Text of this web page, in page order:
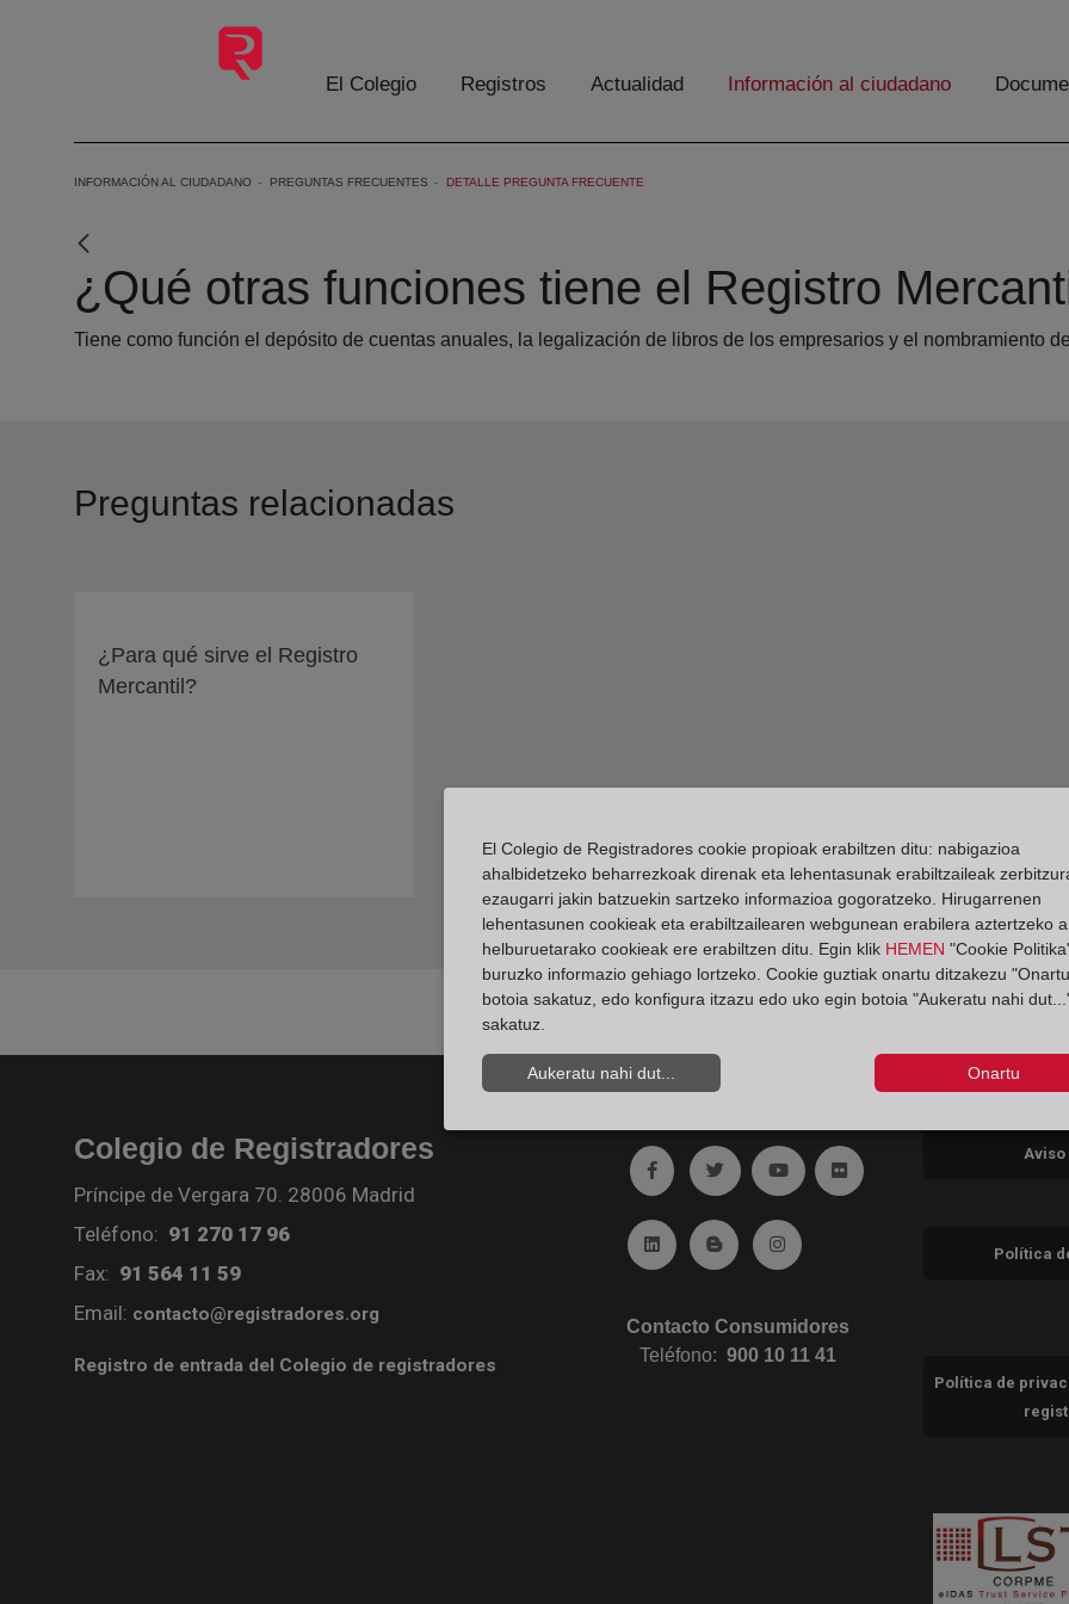
El Colegio Registros Actualidad Información al ciudadano
INFORMACIÓN AL CIUDADANO PREGUNTAS FRECUENTES DETALLE PREGUNTA FRECUENTE
¿Qué otras funciones tiene el Registro
Tiene como función el depósito de cuentas anuales, la legalización de libros de los empresarios y el nombramiento
Preguntas relacionadas
¿Para qué sirve el Registro
Mercantil?
Colegio de Registradores
Príncipe de Vergara 70. 28006 Madrid
Teléfono: 91 270 17 96
Fax: 91 564 11 59
Email: contacto@registradores.org
Registro de entrada del Colegio de registradores
Ir a facebook (abre en ventana nueva)
Ir a twitter (abre en ventana nueva)
Ir a YouTube (abre en ventana nueva)
Ir a Flickr (abre en ventana
Ir a Linkedin (abre en ventana nueva)
Ir al Blog (abre en ventana nueva)
Ir a Instagram (abre en ventana
Contacto Consumidores
Teléfono:900 10 11 41
Aviso
Política
Política de
El Colegio de Registradores cookie propioak erabiltzen ditu: nabigazioa
ahalbidetzeko beharrezkoak direnak eta lehentasunak erabiltzaileak
ezaugarri jakin batzuekin sartzeko informazioa gogoratzeko. Hirugarrenen
lehentasunen cookieak eta erabiltzailearen webgunean erabilera aztertzeko
helburuetarako cookieak ere erabiltzen ditu. Egin klik HEMEN "Cookie
buruzko informazio gehiago lortzeko. Cookie guztiak onartu ditzakezu
botoia sakatuz, edo konfigura itzazu edo uko egin botoia "Aukeratu nahi
sakatuz.
Aukeratu nahi dut... Onartu